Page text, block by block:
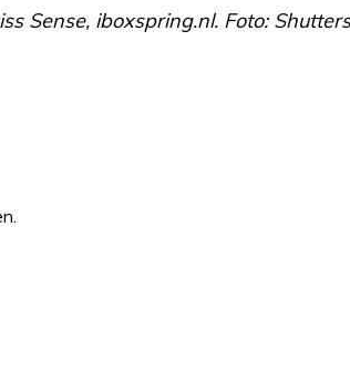
Sense, iboxspring.nl. Foto: